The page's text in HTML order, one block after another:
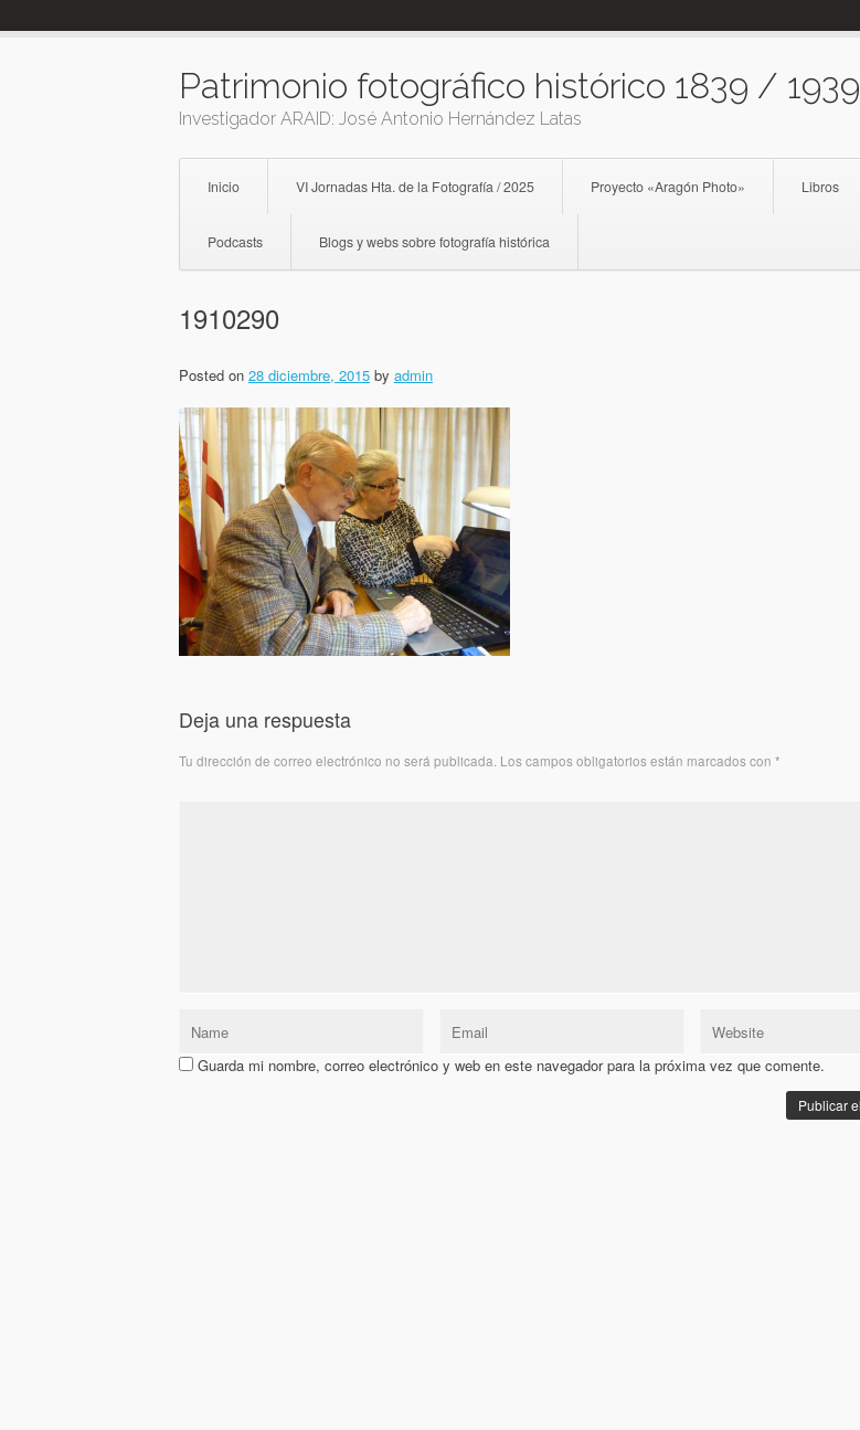
to
Patrimonio fotográfico histórico 1839 / 1939
Investigador ARAID: José Antonio Hernández Latas
Inicio VI Jornadas Hta. de la Fotografía / 2025 Proyecto «Aragón Photo» Libros
Podcasts Blogs y webs sobre fotografía histórica
1910290
Posted on 28 diciembre, 2015 by admin
Deja una respuesta
Tu dirección de correo electrónico no será publicada. Los campos obligatorios están marcados con *
Guarda mi nombre, correo electrónico y web en este navegador para la próxima vez que comente.